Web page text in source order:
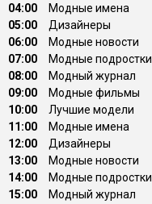
04:00
Модные имена
05:00
Дизайнеры
06:00
Модные новости
07:00
Модные подростки
08:00
Модный журнал
09:00
Модные фильмы
10:00
Лучшие модели
11:00
Модные имена
12:00
Дизайнеры
13:00
Модные новости
14:00
Модные подростки
15:00
Модный журнал